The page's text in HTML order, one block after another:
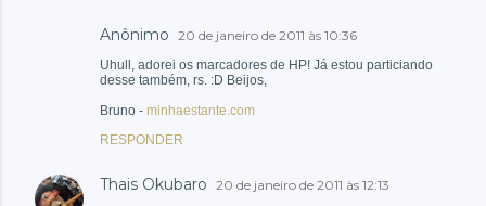
Anônimo 20 de janeiro de 2011 às 10:36
Uhull, adorei os marcadores de HP! Já estou particiando
desse também, rs. :D Beijos,
Bruno - minhaestante.com
RESPONDER
Thais Okubaro 20 de janeiro de 2011 às 12:13